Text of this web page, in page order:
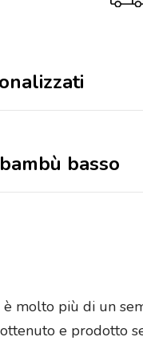
basso
molto più di un
e prodotto